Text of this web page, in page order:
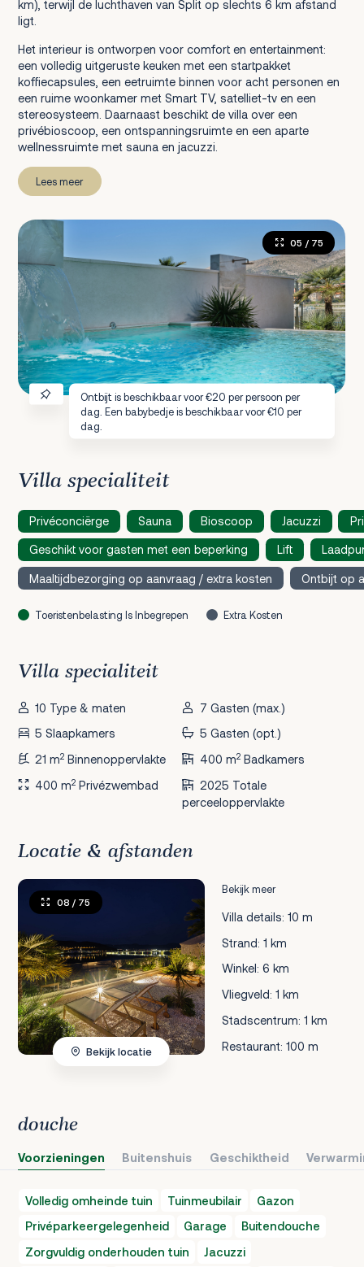
km), terwijl de luchthaven van Split op slechts 6 km afstand
ligt.
Het interieur is ontworpen voor comfort en entertainment:
een volledig uitgeruste keuken met een startpakket
koffiecapsules, een eetruimte binnen voor acht personen en
een ruime woonkamer met Smart TV, satelliet-tv en een
stereosysteem. Daarnaast beschikt de villa over een
privébioscoop, een ontspanningsruimte en een aparte
wellnessruimte met sauna en jacuzzi.
Lees meer
Ontbijt is beschikbaar voor €20 per persoon per
dag. Een babybedje is beschikbaar voor €10 per
dag.
05 / 75
Villa specialiteit
Privéconciërge Sauna Bioscoop Jacuzzi
Geschikt voor gasten met een beperking Lift
Maaltijdbezorging op aanvraag / extra kosten Ontbijt op
Toeristenbelasting Is Inbegrepen Extra Kosten
Villa specialiteit
10 Type & maten
7 Gasten (max.)
5 Slaapkamers
5 Gasten (opt.)
21 m2 Binnenoppervlakte 400 m2Badkamers
400 m2 Privézwembad
2025 Totale
perceeloppervlakte
Locatie & afstanden
Bekijk meer
Villa details: 10 m
Strand: 1 km
Winkel: 6 km
Vliegveld: 1 km
Stadscentrum: 1 km
Restaurant: 100 m
08 / 75
Bekijk locatie
douche
Voorzieningen Buitenshuis Geschiktheid
Volledig omheinde tuin Tuinmeubilair
Gazon
Privéparkeergelegenheid
Garage
Buitendouche
Zorgvuldig onderhouden tuin
Jacuzzi